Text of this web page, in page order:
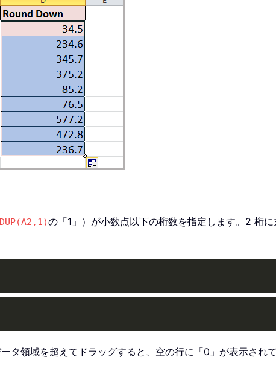
の「1」）が小数点以下の桁数を指定します。2 桁
タ領域を超えてドラッグすると、空の行に「0」が表示され